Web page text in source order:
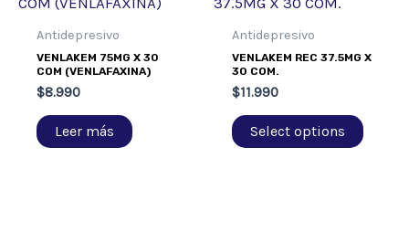
Antidepresivo
VENLAKEM 75MG X 30
COM (VENLAFAXINA)
$8.990
Leer más
Antidepresivo
VENLAKEM REC 37.5MG X
30 COM.
$11.990
Select options